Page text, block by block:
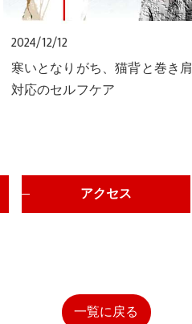
2024/12/12
寒いとなりがち、猫背と巻き肩
対応のセルフケア
アクセス
一覧に戻る